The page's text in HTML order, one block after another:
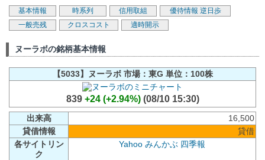
基本情報 時系列 信用取組 優待情報 逆日歩
一般売残
クロスコスト 適時開示
ヌーラボの銘柄基本情報
【5033】ヌーラボ 市場：東G 単位：100株
839 +24 (+2.94%)(08/10 15:30)
出来高
16,500
貸借情報
貸借
各サイトリン
ク
Yahoo みんかぶ 四季報